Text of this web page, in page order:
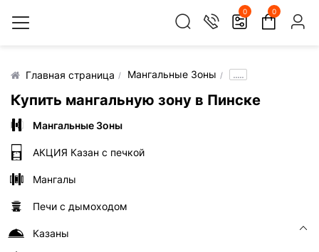
0 0
Главная страница Мангальные Зоны .....
Купить мангальную зону в Пинске
Мангальные Зоны
АКЦИЯ Казан с печкой
Мангалы
Печи с дымоходом
Казаны